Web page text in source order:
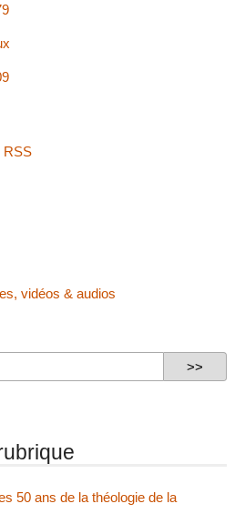
RSS
vidéos & audios
50 ans de la théologie de la